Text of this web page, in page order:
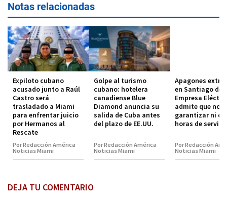
Notas relacionadas
Expiloto cubano
acusado junto a Raúl
Castro será
trasladado a Miami
para enfrentar juicio
por Hermanos al
Rescate
Por Redacción América
Noticias Miami
Golpe al turismo
cubano: hotelera
canadiense Blue
Diamond anuncia su
salida de Cuba antes
del plazo de EE.UU.
Por Redacción América
Noticias Miami
Apagones
en Santiago de
Empresa
admite que no
garantizar ni
horas de
Por Redacción
Noticias Miami
DEJA TU COMENTARIO